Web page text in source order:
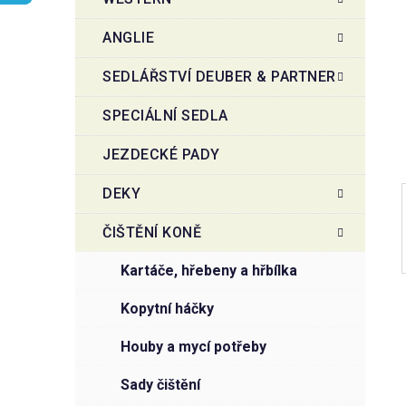
n
í
n
l
ANGLIE
SEDLÁŘSTVÍ DEUBER & PARTNER
SPECIÁLNÍ SEDLA
JEZDECKÉ PADY
DEKY
ČIŠTĚNÍ KONĚ
kartáče, hřebeny a hřbílka
kopytní háčky
houby a mycí potřeby
sady čištění